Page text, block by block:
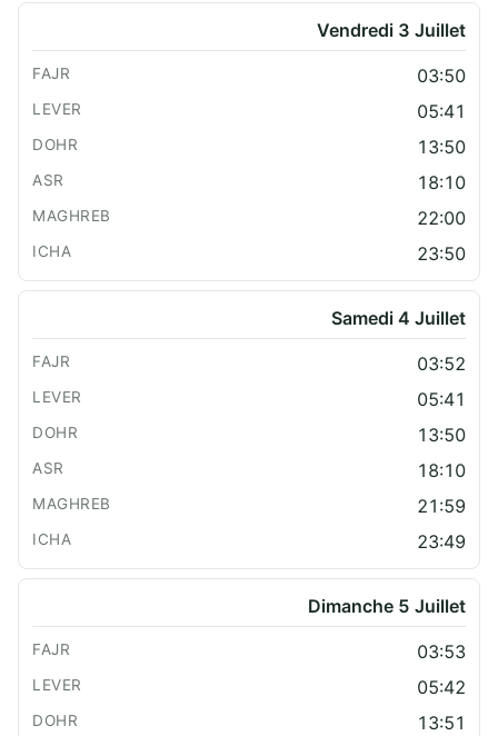
Vendredi 3 Juillet
03:50
05:41
13:50
18:10
22:00
23:50
Samedi 4 Juillet
03:52
05:41
13:50
18:10
21:59
23:49
Dimanche 5 Juillet
03:53
05:42
13:51